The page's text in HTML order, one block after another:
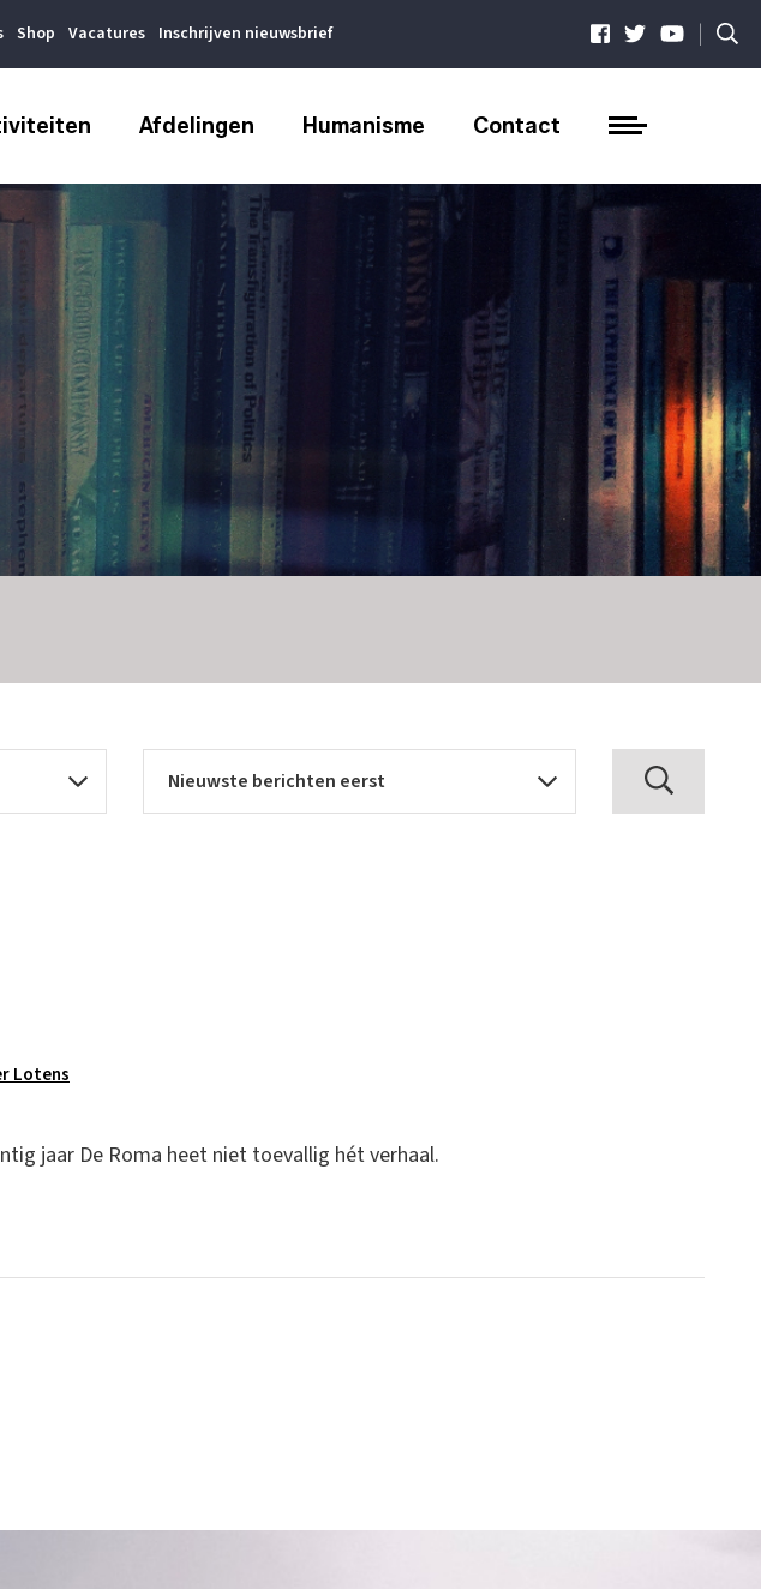
Shop Vacatures Inschrijven nieuwsbrief |
Afdelingen Humanisme Contact
Lotens
jaar De Roma heet niet toevallig hét verhaal.